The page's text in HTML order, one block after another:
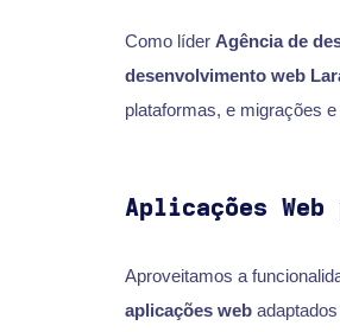
Como líder Agência de
desenvolvimento web
plataformas, e migrações
Aplicações
Aproveitamos a
aplicações webadaptados